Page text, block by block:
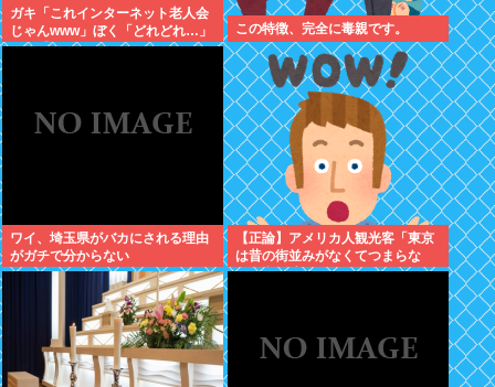
ガキ「これインターネット老人会
じゃんwww」ぼく「どれどれ…」
ガキ「ニコニコ！らきすた！ボカ
この特徴、完全に毒親です。
ワイ、埼玉県がバカにされる理由
がガチで分からない
【正論】アメリカ人観光客「東京
は昔の街並みがなくてつまらな
い。和風建築を見たいのにガッカ